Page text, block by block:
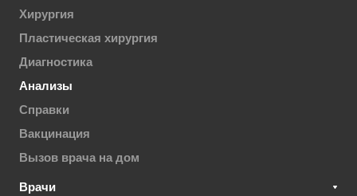
Хирургия
Пластическая хирургия
Диагностика
Анализы
Справки
Вакцинация
Вызов врача на дом
Врачи